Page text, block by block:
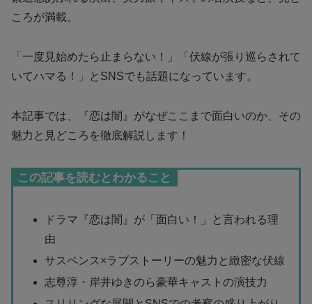
ころが満載。
「一度見始めたら止まらない！」「伏線が張り巡らされて
いてハマる！」とSNSでも話題になっています。
本記事では、『恋は闇』がなぜここまで面白いのか、その
魅力と見どころを徹底解説します！
この記事を読むとわかること
ドラマ『恋は闇』が「面白い！」と言われる理
由
サスペンス×ラブストーリーの魅力と緻密な伏線
志尊淳・岸井ゆきのら豪華キャストの演技力